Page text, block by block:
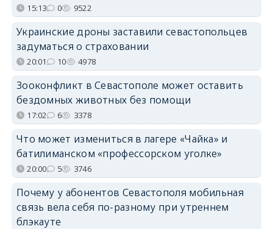
15:13 0 9522
Украинские дроны заставили севастопольцев
задуматься о страховании
20:01 10 4978
Зооконфликт в Севастополе может оставить
бездомных животных без помощи
17:02 6 3378
Что может измениться в лагере «Чайка» и
батилиманском «профессорском уголке»
20:00 5 3746
Почему у абонентов Севастополя мобильная
связь вела себя по-разному при утреннем
блэкауте